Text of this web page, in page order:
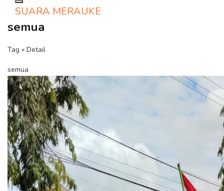
Toggle navigation
SUARA MERAUKE
semua
Tag » Detail
semua